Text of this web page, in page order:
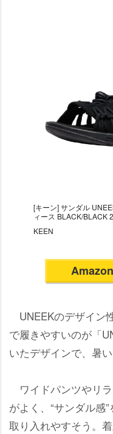
[キーン] サンダル
ィース BLACK/BLACK
KEEN
UNEEKのデザイン
で履きやすいのが「
いたデザインで、暑
ワイドパンツやリ
がよく、“サンダル感
取り入れやすそう。